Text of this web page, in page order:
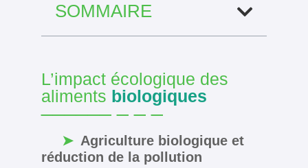
SOMMAIRE
L’impact écologique des
aliments biologiques
Agriculture biologique et
réduction de la pollution